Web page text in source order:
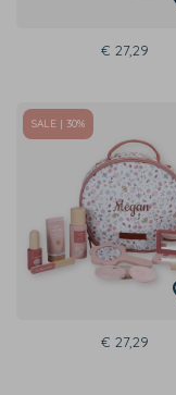
€ 27,29
SALE | 30%
€ 27,29